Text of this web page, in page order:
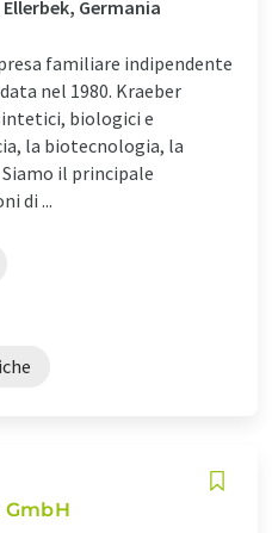
Germania
familiare indipendente
nel 1980. Kraeber
biologici e
la biotecnologia, la
il principale
di ...